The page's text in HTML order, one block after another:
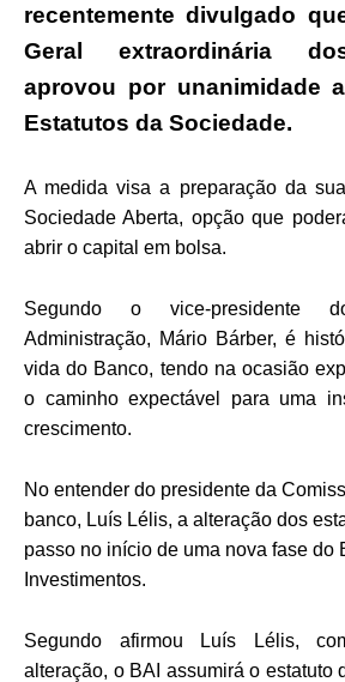
recentemente divulgado
Geral extraordinária
aprovou por unanimidade
Estatutos da Sociedade.
A medida visa a preparação da
Sociedade Aberta, opção que
abrir o capital em bolsa.
Segundo o vice-presidente
Administração, Mário Bárber, é
vida do Banco, tendo na ocasião
o caminho expectável para uma
crescimento.
No entender do presidente da
banco, Luís Lélis, a alteração dos
passo no início de uma nova fase do
Investimentos.
Segundo afirmou Luís Lélis,
alteração, o BAI assumirá o estatuto